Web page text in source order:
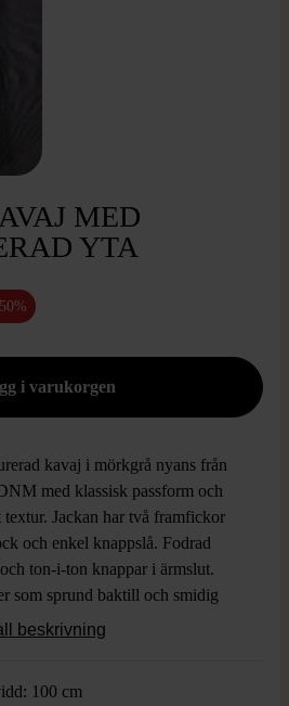
MED
YTA
kavaj i mörkgrå nyans från
med klassisk passform och
textur. Jackan har två framfickor
och enkel knappslå. Fodrad
ton-i-ton knappar i ärmslut.
som sprund baktill och smidig
beskrivning
100 cm